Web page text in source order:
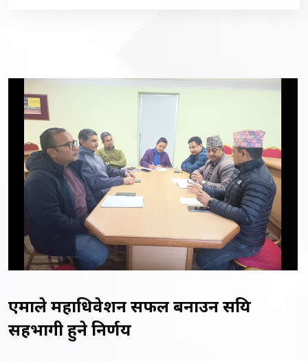
एमाले महाधिवेशन सफल बनाउन सक्रिय
सहभागी हुने निर्णय